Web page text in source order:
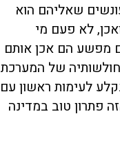
שאליהם הוא
לא פעם מי
מפשע הם אכן אותם
של המערכת
לעימות ראשון עם
פתרון טוב במדינה